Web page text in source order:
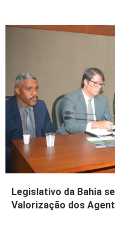
Legislativo da Bahia
Valorização dos